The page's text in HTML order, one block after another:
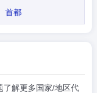
首都
了解更多国家/地区代